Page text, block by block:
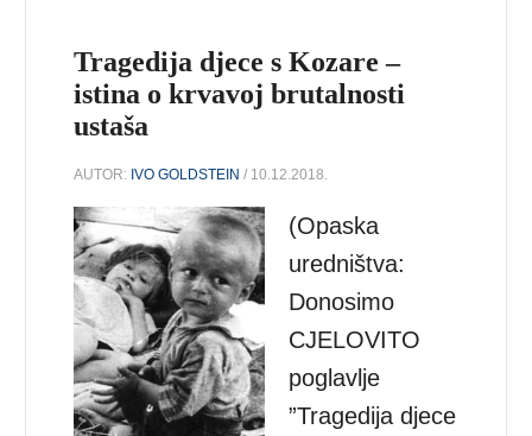
Tragedija djece s Kozare –
istina o krvavoj brutalnosti
ustaša
AUTOR: IVO GOLDSTEIN / 10.12.2018.
(Opaska
uredništva:
Donosimo
CJELOVITO
poglavlje
”Tragedija djece